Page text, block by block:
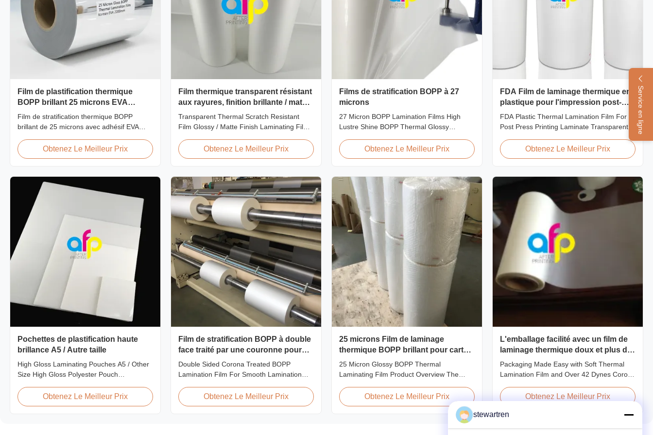
Service en ligne
Film de plastification thermique
BOPP brillant 25 microns EVA
coréen 2200mm
Film de stratification thermique BOPP
brillant de 25 microns avec adhésif EVA
haute résistance à la traction ≥ 150 MPa,
idéal pour la protection des documents et
cristalline.
Obtenez Le Meilleur Prix
Film thermique transparent résistant
aux rayures, finition brillante / mate,
film de plastification approuvé SGS
Transparent Thermal Scratch Resistant
Film Glossy / Matte Finish Laminating Film
Scratch Resistant Thermal Lamination Film
China Supplier Item Price Offer Glossy and
Lamination Film China Supplier Material
BOPP + EVA Roll ...
Obtenez Le Meilleur Prix
Films de stratification BOPP à 27
microns
27 Micron BOPP Lamination Films High
Lustre Shine BOPP Thermal Glossy
Lamination Film is an environmental
material which enhances the finished item's
luster finish. It prevents lamination from
being pressed, bubbled, and ...
Obtenez Le Meilleur Prix
FDA Film de laminage thermique en
plastique pour l'impression post-
presse
FDA Plastic Thermal Lamination Film For
Post Press Printing Laminate Transparent
Post-press Printing Laminate BOPP
Thermal Lamination Film Parameter
Oriented Polypropylene) Film Thickness
15micron to 30micron Adhesion ...
Obtenez Le Meilleur Prix
Pochettes de plastification haute
brillance A5 / Autre taille
High Gloss Laminating Pouches A5 / Other
Size High Gloss Polyester Pouch
A2/A3/A4/A5/A6/A7/A8/B4/B5 Specifications
Popular Thickness Popular Size Application
Obtenez Le Meilleur Prix
Film de stratification BOPP à double
face traité par une couronne pour
une stratification lisse
Double Sided Corona Treated BOPP
Lamination Film For Smooth Lamination
Films are manufactured using Multiple
Extrusion technology, ensuring superior
Obtenez Le Meilleur Prix
25 microns Film de laminage
thermique BOPP brillant pour carton
imprimé ou papier laminé
25 Micron Glossy BOPP Thermal
Laminating Film Product Overview The
exceptional softness for easy handling and
smooth application. Its transparent quality
preserves the visibility of printed materials
after lamination, ensuring a professional
Obtenez Le Meilleur Prix
L'emballage facilité avec un film de
laminage thermique doux et plus de
42 dynes de traitement du corona
Packaging Made Easy with Soft Thermal
Lamination Film and Over 42 Dynes Corona
Lamination Film is a premium coating and
paper and paperboard applications. This
Obtenez Le Meilleur Prix
stewartren